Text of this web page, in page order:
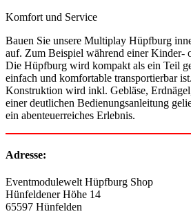
Komfort und Service
Bauen Sie unsere Multiplay Hüpfburg
auf. Zum Beispiel während einer Kinder-
Die Hüpfburg wird kompakt als ein Teil
einfach und komfortable transportierbar
Konstruktion wird inkl. Gebläse,
einer deutlichen Bedienungsanleitung
ein abenteuerreiches Erlebnis.
Adresse:
Eventmodulewelt Hüpfburg Shop
Hünfeldener Höhe 14
65597 Hünfelden